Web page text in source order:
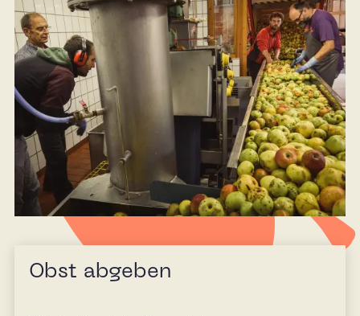
Obst abgeben